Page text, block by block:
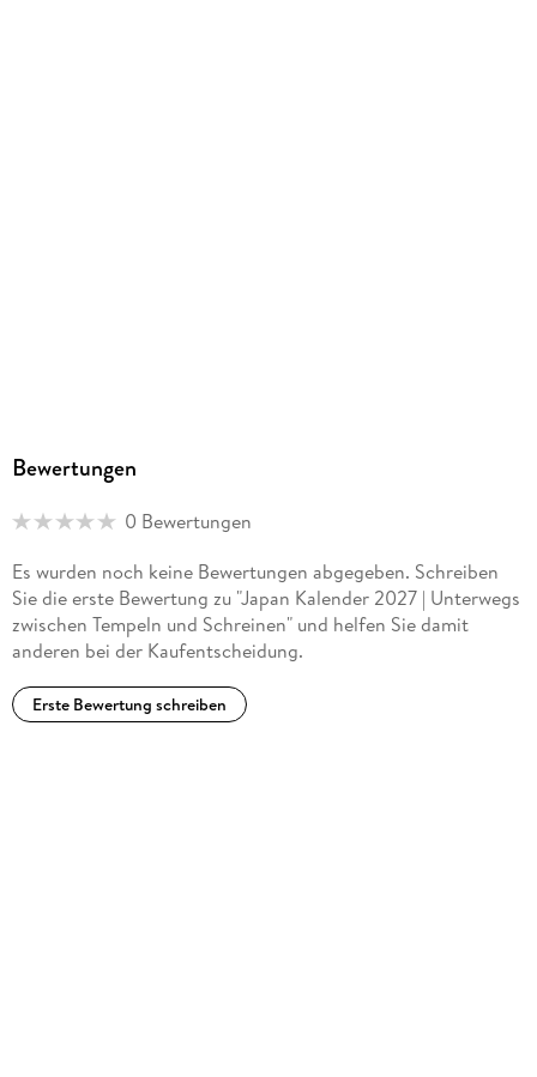
Bewertungen
0 Bewertungen
Es wurden noch keine Bewertungen abgegeben. Schreiben
Sie die erste Bewertung zu "Japan Kalender 2027 | Unterwegs
zwischen Tempeln und Schreinen" und helfen Sie damit
anderen bei der Kaufentscheidung.
Erste Bewertung schreiben